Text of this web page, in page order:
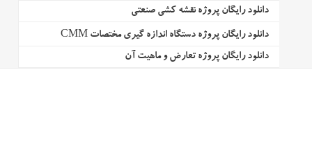
دانلود رایگان پروژه نقشه کشی صنعتی
دانلود رایگان پروژه دستگاه اندازه گیری مختصات CMM
دانلود رایگان پروژه تعارض و ماهیت آن